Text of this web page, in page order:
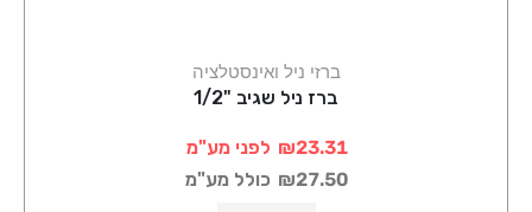
ברזי ניל ואינסטלציה
ברז ניל שגיב "1/2
₪23.31 לפני מע"מ
₪27.50 כולל מע"מ